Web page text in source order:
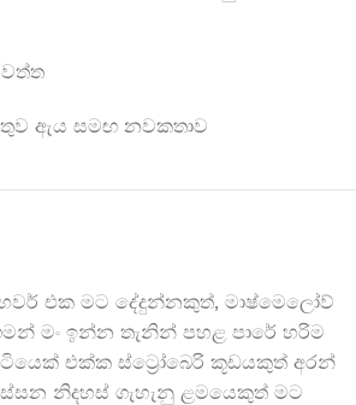
ඇය සමඟ නවකතාව
එක මට දේදුන්නකුත්, මාෂ්මෙලෝව්
මං ඉන්න තැනින් පහළ පාරේ හරිම
එක්ක ස්ට්‍රෝබෙරි කූඩයකුත් අරන්
නිදහස් ගැහැනු ළමයෙකුත් මට